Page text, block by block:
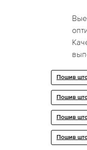
Пошив
Пошив
Пошив
Пошив